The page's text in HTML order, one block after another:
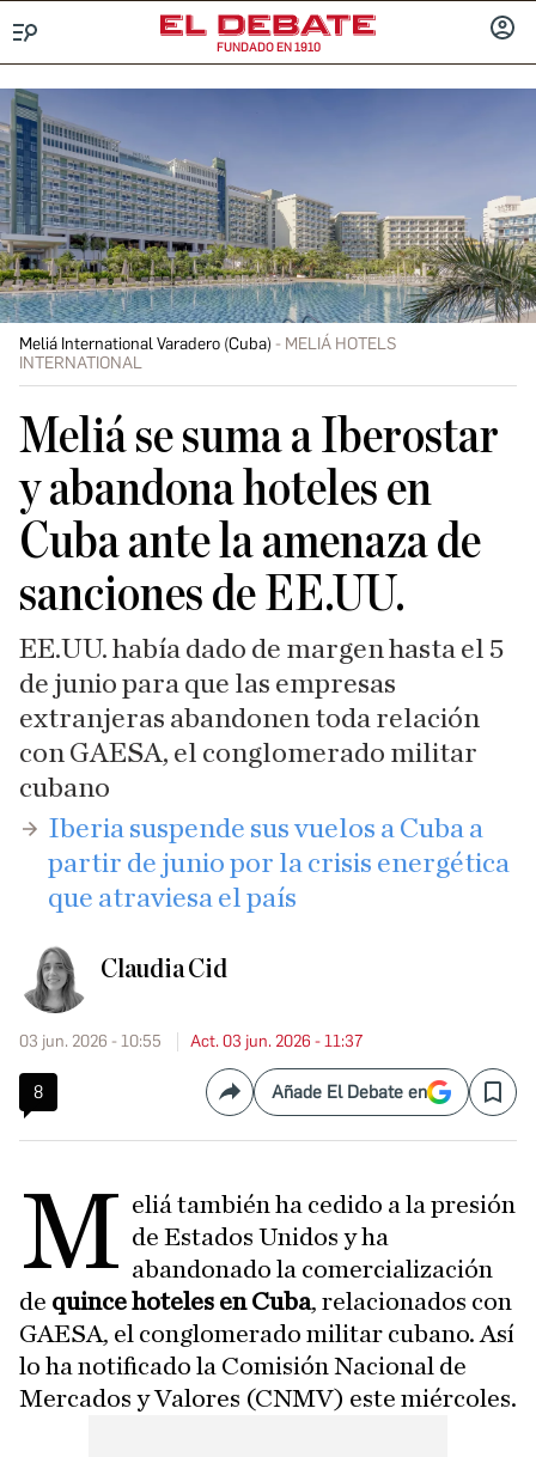
FUNDADO EN 1910
Meliá International Varadero (Cuba)
MELIÁ HOTELS
INTERNATIONAL
Meliá se suma a Iberostar
y abandona hoteles en
Cuba ante la amenaza de
sanciones de EE.UU.
EE.UU. había dado de margen hasta el 5
de junio para que las empresas
extranjeras abandonen toda relación
con GAESA, el conglomerado militar
cubano
​Iberia suspende sus vuelos a Cuba a
partir de junio por la crisis energética
que atraviesa el país
Claudia Cid
03 jun. 2026 - 10:55 Act. 03 jun. 2026 - 11:37
8 CompartirAñade El Debate en Save
M eliá también ha cedido a la presión
de Estados Unidos y ha
abandonado la comercialización
de quince hoteles en Cuba, relacionados con
GAESA, el conglomerado militar cubano. Así
lo ha notificado la Comisión Nacional de
Mercados y Valores (CNMV) este miércoles.